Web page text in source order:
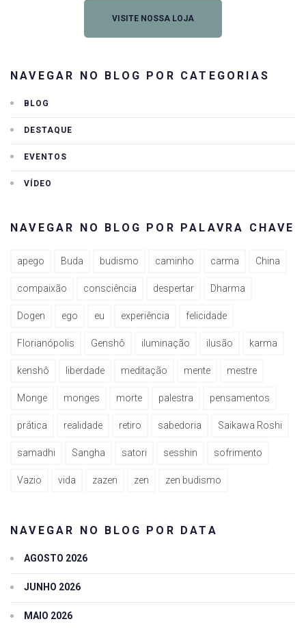
VISITE NOSSA LOJA
NAVEGAR NO BLOG POR CATEGORIAS
BLOG
DESTAQUE
EVENTOS
VÍDEO
NAVEGAR NO BLOG POR PALAVRA CHAVE
apego Buda budismo caminho carma China
compaixão consciência despertar Dharma
Dogen ego eu experiência felicidade
Florianópolis Genshô iluminação ilusão karma
kenshô liberdade meditação mente mestre
Monge monges morte palestra pensamentos
prática realidade retiro sabedoria Saikawa Roshi
samadhi Sangha satori sesshin sofrimento
Vazio vida zazen zen zen budismo
NAVEGAR NO BLOG POR DATA
AGOSTO 2026
JUNHO 2026
MAIO 2026